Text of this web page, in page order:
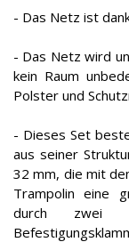
- Das Netz ist
- Das Netz wird
kein Raum
Polster und
- Dieses Set
aus seiner
32 mm, die mit
Trampolin eine
durch zwei